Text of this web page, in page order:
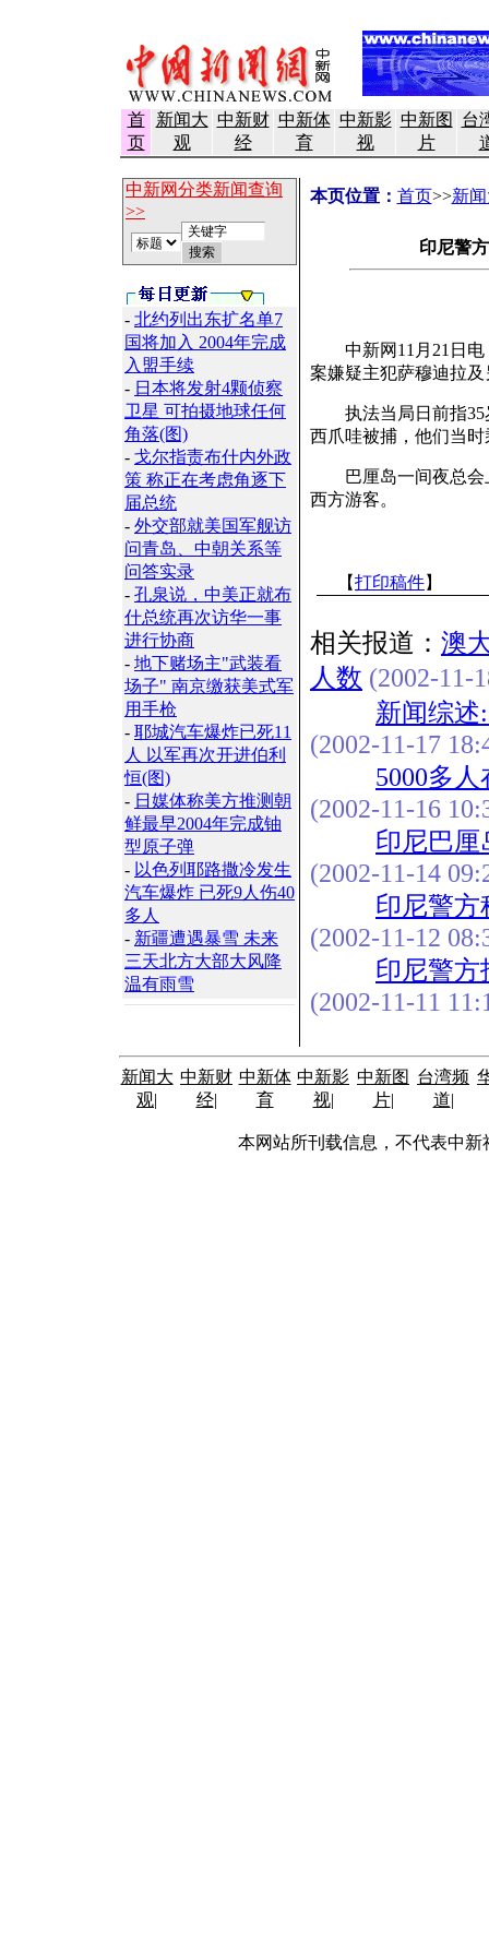
首
页
新闻大
观
中新财
经
中新体
育
中新影
视
中新图
片
台
中新网分类新闻查询
>>
- 北约列出东扩名单7
国将加入 2004年完成
入盟手续
- 日本将发射4颗侦察
卫星 可拍摄地球任何
角落(图)
- 戈尔指责布什内外政
策 称正在考虑角逐下
届总统
- 外交部就美国军舰访
问青岛、中朝关系等
问答实录
- 孔泉说，中美正就布
什总统再次访华一事
进行协商
- 地下赌场主"武装看
场子" 南京缴获美式军
用手枪
- 耶城汽车爆炸已死11
人 以军再次开进伯利
恒(图)
- 日媒体称美方推测朝
鲜最早2004年完成铀
型原子弹
- 以色列耶路撒冷发生
汽车爆炸 已死9人伤40
多人
- 新疆遭遇暴雪 未来
三天北方大部大风降
温有雨雪
本页位置： 首页>>新
印尼警
中新网11月21日电
案嫌疑主犯萨穆迪拉
执法当局日前指35
西爪哇被捕，他们当
巴厘岛一间夜总会
西方游客。
【打印稿件】
相关报道： 澳
人数 (2002-11-
新闻综述
(2002-11-17
5000多
(2002-11-16
印尼巴厘
(2002-11-14
印尼警方
(2002-11-12
印尼警方
(2002-11-11
新闻大
观|
中新财
经|
中新体
育
中新影
视|
中新图
片|
台湾频
道|
本网站所刊载信息，不代表中